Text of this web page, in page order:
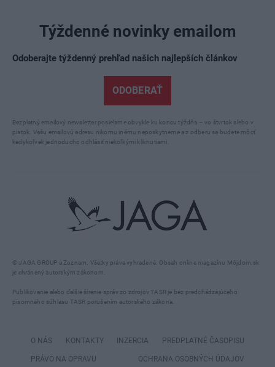
© JAGA GROUP a Zoznam. Všetky práva vyhradené. Obsah online magazínu Môjdom.sk
je chránený autorským zákonom.
Publikovanie alebo ďalšie šírenie správ zo zdrojov TASR je bez predchádzajúceho
písomného súhlasu TASR porušením autorského zákona.
Týždenné novinky emailom
Odoberajte týždenný prehľad našich najlepších článkov
ODOBERAŤ
Bezplatný emailový newsletter posielame obvykle ku koncu týždňa – vo štvrtok alebo v
piatok. Vašu emailovú adresu nikomu inému neposkytneme a z odberu sa budete môcť
kedykoľvek jednoducho odhlásiť niekoľkými kliknutiami.
O NÁS KONTAKTY INZERCIA PREDPLATNÉ ČASOPISU
PRÁVO NA OPRAVU OCHRANA OSOBNÝCH ÚDAJOV